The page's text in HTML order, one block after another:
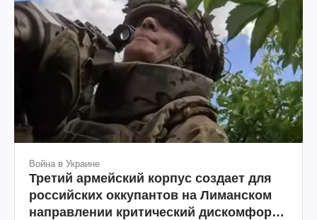
Война в Украине
Третий армейский корпус создает для
российских оккупантов на Лиманском
направлении критический дискомфорт: